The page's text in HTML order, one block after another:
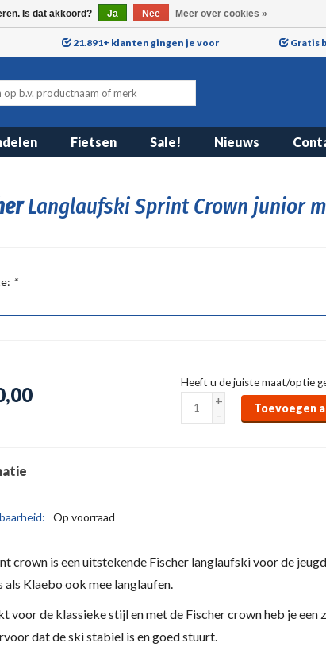
21.891+ klanten gingen je voor Gratis
Fietsen Sale! Nieuws
Langlaufski Sprint Crown junior
*
Heeft u de juiste maat/optie
+
-
Toevoegen
Op voorraad
crown is een uitstekende Fischer langlaufski voor de
als Klaebo ook mee langlaufen.
voor de klassieke stijl en met de Fischer crown heb je een
dat de ski stabiel is en goed stuurt.
Is dat akkoord? Ja Nee Meer over cookies »